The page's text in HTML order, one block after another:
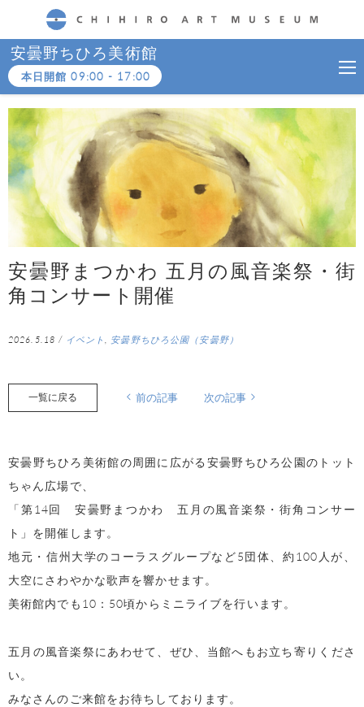
CHIHIRO ART MUSEUM
安曇野ちひろ美術館
本日開館09:00 - 17:00
安曇野まつかわ 五月の風音楽祭・街
角コンサート開催
2026.5.18 / イベント 安曇野ちひろ公園（安曇野）
一覧に戻る 前の記事 次の記事
安曇野ちひろ美術館の周囲に広がる安曇野ちひろ公園のトット
ちゃん広場で、
「第14回 安曇野まつかわ 五月の風音楽祭・街角コンサー
ト」を開催します。
地元・信州大学のコーラスグループなど5団体、約100人が、
大空にさわやかな歌声を響かせます。
美術館内でも10：50頃からミニライブを行います。
五月の風音楽祭にあわせて、ぜひ、当館へもお立ち寄りくださ
い。
みなさんのご来館をお待ちしております。